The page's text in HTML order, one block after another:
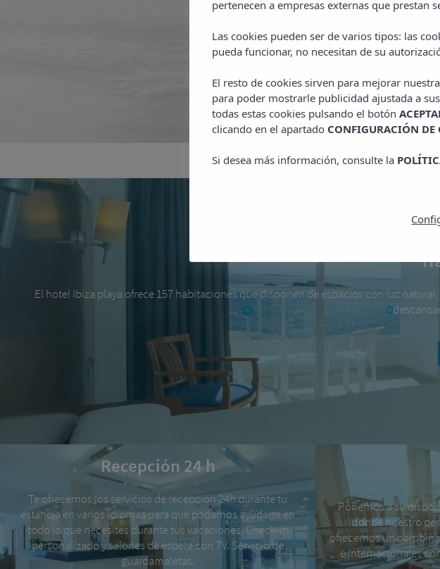
El hotel Ibiza playa ofrece 157 habitaciones que disponen de espacios con luz
Recepción 24 h
Te ofrecemos los servicios de recepción 24h durante tu
estancia en varios idiomas para que podamos ayudarte en
todo lo que necesites durante tus vacaciones. Check-in
personalizado y salones de espera con TV. Servicio de
guardamaletas.
Ponemos a su
donde nuestro
ofrecemos un
e internacionales
pertenecen a empresas externas que prestan
Las cookies pueden ser de varios tipos: las
pueda funcionar, no necesitan de su
El resto de cookies sirven para mejorar
para poder mostrarle publicidad ajustada a
todas estas cookies pulsando el botón
clicando en el apartado CONFIGURACIÓN DE
Si desea más información, consulte la